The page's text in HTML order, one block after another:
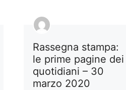
Rassegna stampa:
le prime pagine dei
quotidiani – 30
marzo 2020